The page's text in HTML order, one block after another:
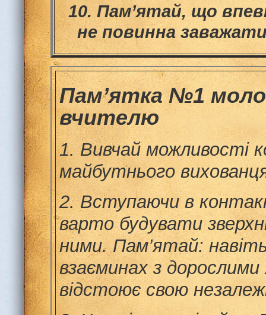
10.Пам’ятай, що
не повинна
Пам’ятка№1
вчителю
1. Вивчай можливості
майбутнього
2.Вступаючи в
варто будувати
ними. Пам’ятай:
взаєминах з
відстоює свою